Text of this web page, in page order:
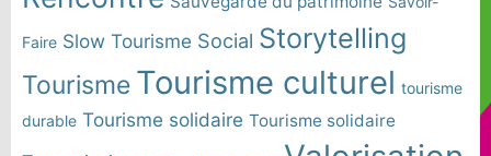
Faire Slow Tourisme Social Storytelling
Tourisme Tourisme culturel tourisme
durable Tourisme solidaire Tourisme solidaire